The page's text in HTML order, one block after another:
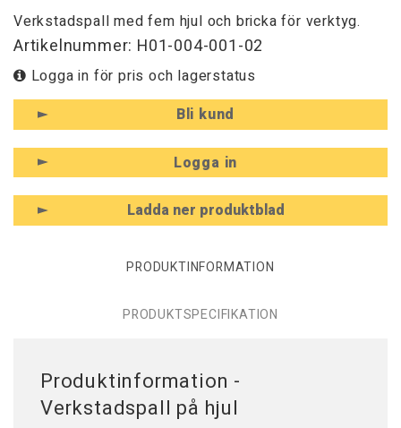
Verkstadspall med fem hjul och bricka för verktyg.
Artikelnummer: H01-004-001-02
Logga in för pris och lagerstatus
Bli kund
Logga in
Ladda ner produktblad
PRODUKTINFORMATION
PRODUKTSPECIFIKATION
Produktinformation -
Verkstadspall på hjul